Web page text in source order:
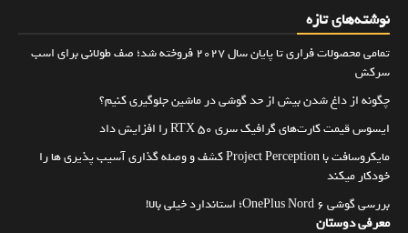
نوشته‌های تازه
تمامی محصولات فراری تا پایان سال ۲۰۲۷ فروخته شد؛ صف طولانی برای اسب
سرکش
چگونه از داغ شدن بیش از حد گوشی در ماشین جلوگیری کنیم؟
ایسوس قیمت کارت‌های گرافیک سری RTX 50 را افزایش داد
مایکروسافت با Project Perception کشف و وصله گذاری آسیب پذیری ها را
خودکار میکند
بررسی گوشی OnePlus Nord 6؛ استاندارد خیلی بالا!
معرفی دوستان